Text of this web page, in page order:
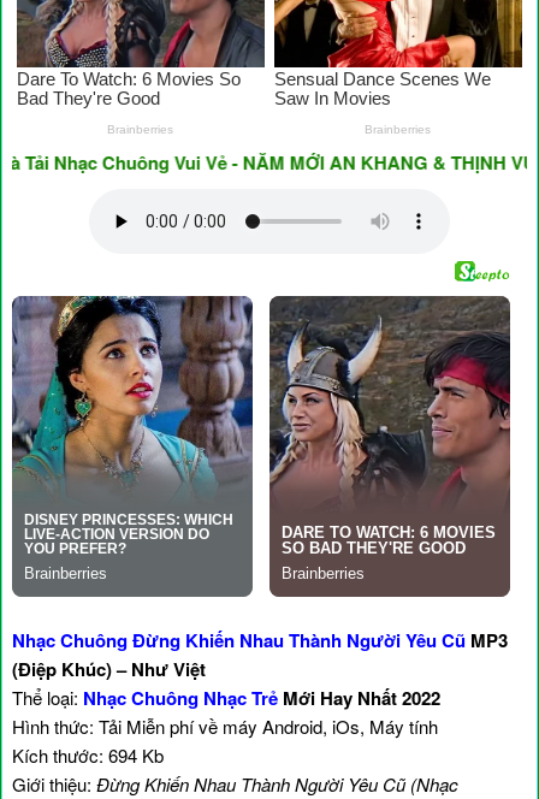
Nhạc Chuông Vui Vẻ - NĂM MỚI AN KHANG & THỊNH
Nhạc Chuông Đừng Khiến Nhau Thành Người Yêu Cũ MP3
(Điệp Khúc) – Như Việt
Thể loại: Nhạc Chuông Nhạc Trẻ Mới Hay Nhất 2022
Hình thức: Tải Miễn phí về máy Android, iOs, Máy tính
Kích thước: 694 Kb
Giới thiệu: Đừng Khiến Nhau Thành Người Yêu Cũ (Nhạc